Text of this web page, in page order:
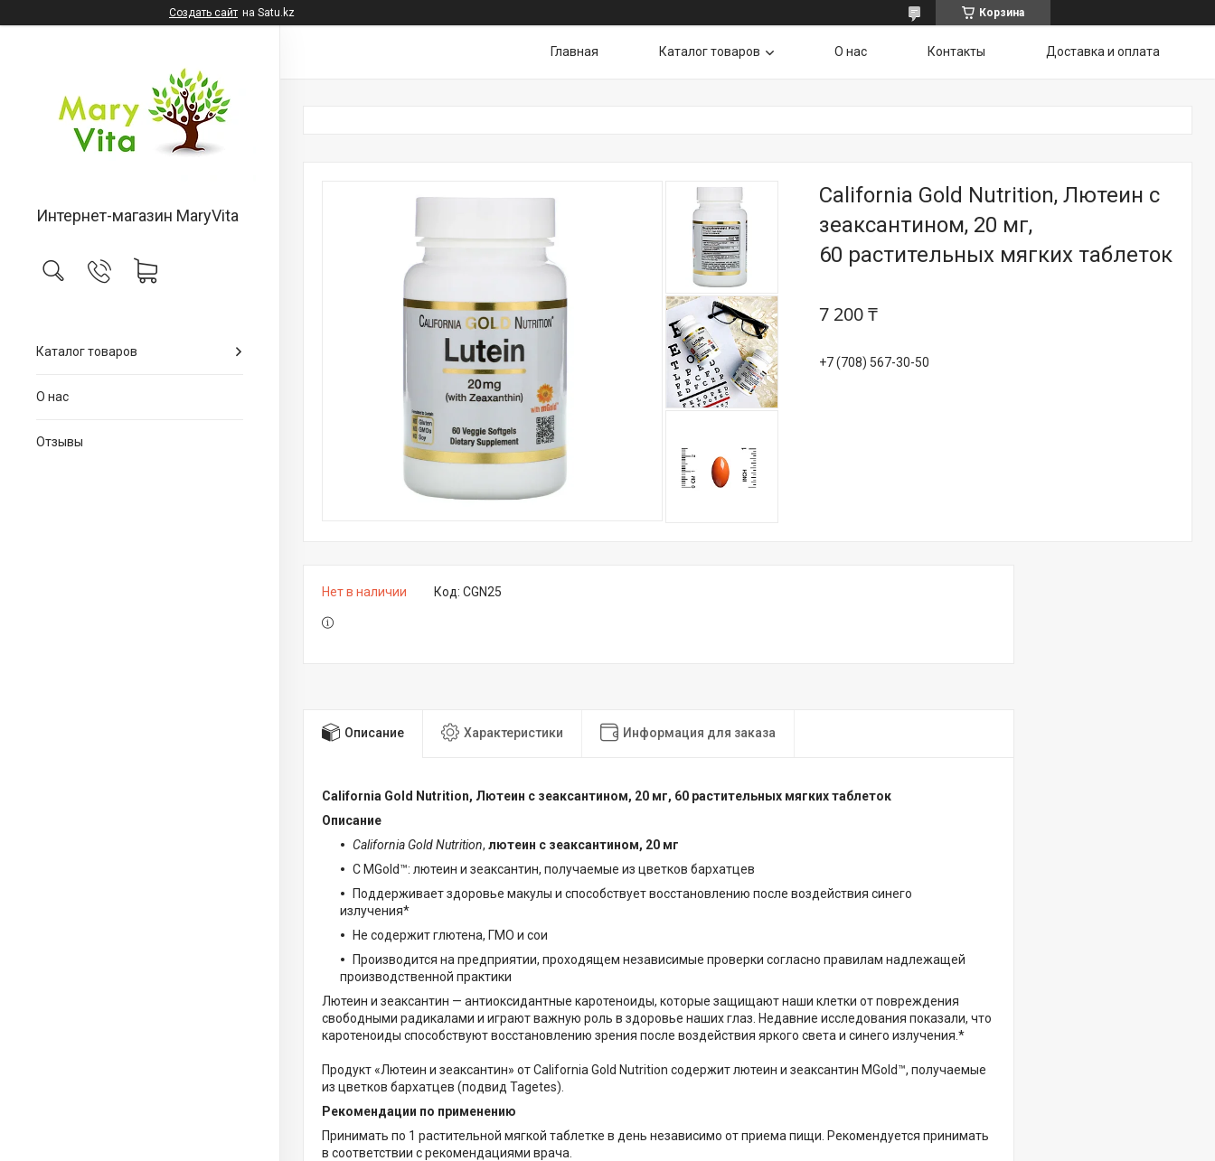
Создать сайт на Satu.kz Корзина
Интернет-магазин MaryVita
Каталог товаров
О нас
Отзывы
Главная Каталог товаров О нас Контакты Доставка и оплата
California Gold Nutrition, Лютеин с
зеаксантином, 20 мг,
60 растительных мягких таблеток
7 200 ₸
+7 (708) 567-30-50
Нет в наличии Код: CGN25
Описание Характеристики Информация для заказа
California Gold Nutrition, Лютеин с зеаксантином, 20 мг, 60 растительных мягких таблеток
Описание
California Gold Nutrition, лютеин с зеаксантином, 20 мг
С MGold™: лютеин и зеаксантин, получаемые из цветков бархатцев
Поддерживает здоровье макулы и способствует восстановлению после воздействия синего
излучения*
Не содержит глютена, ГМО и сои
Производится на предприятии, проходящем независимые проверки согласно правилам надлежащей
производственной практики
Лютеин и зеаксантин — антиоксидантные каротеноиды, которые защищают наши клетки от повреждения
свободными радикалами и играют важную роль в здоровье наших глаз. Недавние исследования показали, что
каротеноиды способствуют восстановлению зрения после воздействия яркого света и синего излучения.*
Продукт «Лютеин и зеаксантин» от California Gold Nutrition содержит лютеин и зеаксантин MGold™, получаемые
из цветков бархатцев (подвид Tagetes).
Рекомендации по применению
Принимать по 1 растительной мягкой таблетке в день независимо от приема пищи. Рекомендуется принимать
в соответствии с рекомендациями врача.